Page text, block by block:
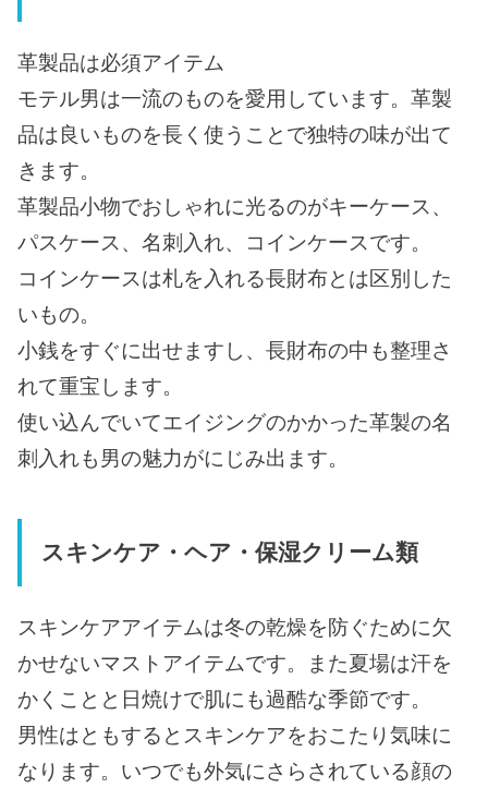
革製品は必須アイテム
モテル男は一流のものを愛用しています。革製
品は良いものを長く使うことで独特の味が出て
きます。
革製品小物でおしゃれに光るのがキーケース、
パスケース、名刺入れ、コインケースです。
コインケースは札を入れる長財布とは区別した
いもの。
小銭をすぐに出せますし、長財布の中も整理さ
れて重宝します。
使い込んでいてエイジングのかかった革製の名
刺入れも男の魅力がにじみ出ます。
スキンケア・ヘア・保湿クリーム類
スキンケアアイテムは冬の乾燥を防ぐために欠
かせないマストアイテムです。また夏場は汗を
かくことと日焼けで肌にも過酷な季節です。
男性はともするとスキンケアをおこたり気味に
なります。いつでも外気にさらされている顔の